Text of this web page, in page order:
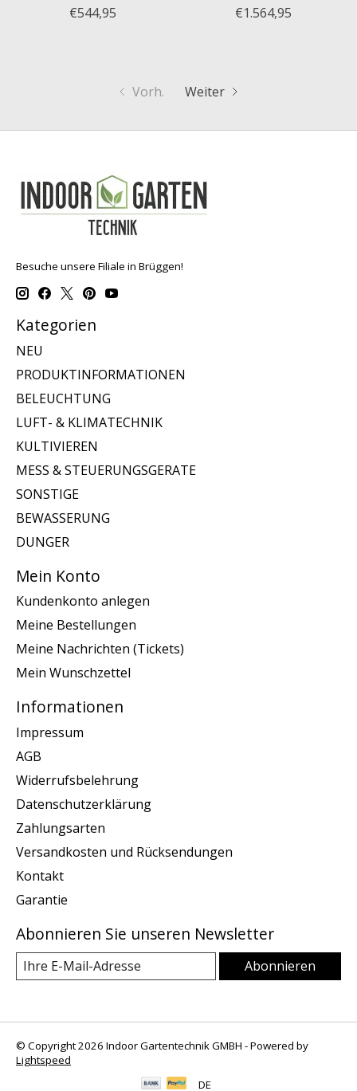
€544,95
€1.564,95
Vorh. Weiter
Besuche unsere Filiale in Brüggen!
Kategorien
NEU
PRODUKTINFORMATIONEN
BELEUCHTUNG
LUFT- & KLIMATECHNIK
KULTIVIEREN
MESS & STEUERUNGSGERATE
SONSTIGE
BEWASSERUNG
DUNGER
Mein Konto
Kundenkonto anlegen
Meine Bestellungen
Meine Nachrichten (Tickets)
Mein Wunschzettel
Informationen
Impressum
AGB
Widerrufsbelehrung
Datenschutzerklärung
Zahlungsarten
Versandkosten und Rücksendungen
Kontakt
Garantie
Abonnieren Sie unseren Newsletter
Abonnieren
© Copyright 2026 Indoor Gartentechnik GMBH - Powered by
Lightspeed
DE